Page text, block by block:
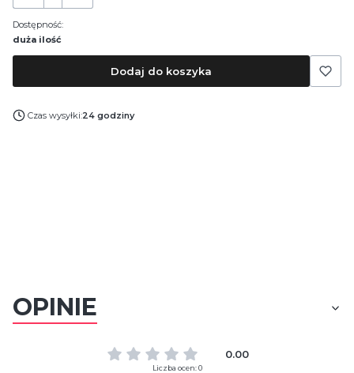
Dostępność:
duża ilość
Dodaj do koszyka
Czas wysyłki:24 godziny
OPINIE
0.00
Liczba ocen: 0